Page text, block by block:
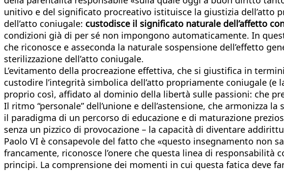
unitivo e del significato procreativo istituisce la giustizia dell’atto
dell’atto coniugale: custodisce il significato naturale dell’affetto
condizioni già di per sé non impongono automaticamente. In
che riconosce e asseconda la naturale sospensione dell’effetto
sterilizzazione dell’atto coniugale.
L’evitamento della procreazione effettiva, che si giustifica in
custodire l’integrità simbolica dell’atto propriamente coniugale
proprio così, affidato al dominio della libertà sulle passioni: che
Il ritmo “personale” dell’unione e dell’astensione, che armonizza
il paradigma di un percorso di educazione e di maturazione
senza un pizzico di provocazione – la capacità di diventare
Paolo VI è consapevole del fatto che «questo insegnamento non
francamente, riconosce l’onere che questa linea di
principi. La comprensione dei momenti in cui questa fatica deve